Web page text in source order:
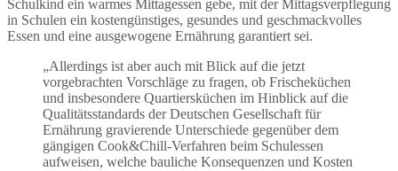
Schulkind ein warmes Mittagessen gebe, mit der Mittagsverpflegung
in Schulen ein kostengünstiges, gesundes und geschmackvolles
Essen und eine ausgewogene Ernährung garantiert sei.
„Allerdings ist aber auch mit Blick auf die jetzt
vorgebrachten Vorschläge zu fragen, ob Frischeküchen
und insbesondere Quartiersküchen im Hinblick auf die
Qualitätsstandards der Deutschen Gesellschaft für
Ernährung gravierende Unterschiede gegenüber dem
gängigen Cook&Chill-Verfahren beim Schulessen
aufweisen, welche bauliche Konsequenzen und Kosten